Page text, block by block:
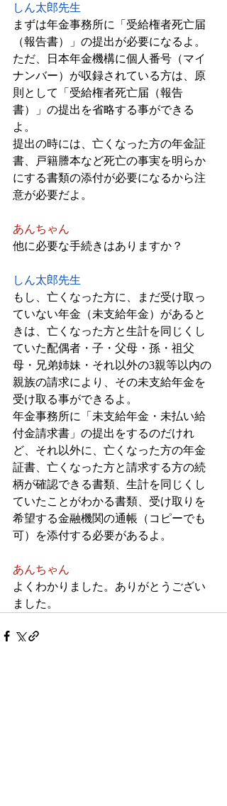
しん太郎先生
まずは年金事務所に「受給権者死亡届
（報告書）」の提出が必要になるよ。
ただ、日本年金機構に個人番号（マイ
ナンバー）が収録されている方は、原
則として「受給権者死亡届（報告
書）」の提出を省略する事ができる
よ。
提出の時には、亡くなった方の年金証
書、戸籍謄本など死亡の事実を明らか
にする書類の添付が必要になるから注
意が必要だよ。
あんちゃん
他に必要な手続きはありますか？
しん太郎先生
もし、亡くなった方に、まだ受け取っ
ていない年金（未支給年金）があると
きは、亡くなった方と生計を同じくし
ていた配偶者・子・父母・孫・祖父
母・兄弟姉妹・それ以外の3親等以内の
親族の請求により、その未支給年金を
受け取る事ができるよ。
年金事務所に「未支給年金・未払い給
付金請求書」の提出をするのだけれ
ど、それ以外に、亡くなった方の年金
証書、亡くなった方と請求する方の続
柄が確認できる書類、生計を同じくし
ていたことがわかる書類、受け取りを
希望する金融機関の通帳（コピーでも
可）を添付する必要があるよ。
あんちゃん
よくわかりました。ありがとうござい
ました。